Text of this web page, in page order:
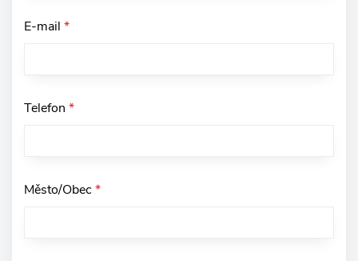
E-mail *
Telefon *
Město/Obec*